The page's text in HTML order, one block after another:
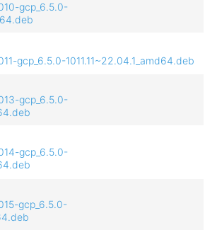
gcp_6.5.0-
gcp_6.5.0-1011.11~22.04.1_amd64.deb
gcp_6.5.0-
gcp_6.5.0-
gcp_6.5.0-